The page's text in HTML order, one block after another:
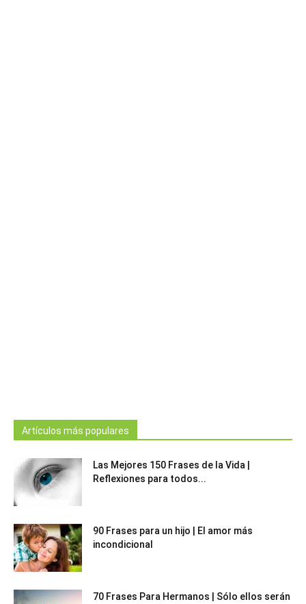
Artículos más populares
Las Mejores 150 Frases de la Vida |
Reflexiones para todos...
90 Frases para un hijo | El amor más
incondicional
70 Frases Para Hermanos | Sólo ellos serán